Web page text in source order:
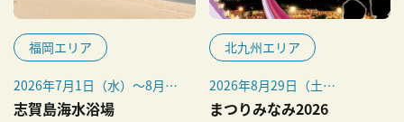
福岡エリア
2026年7月1日（水）～8月31
日（月）
志賀島海水浴場
北九州エリア
2026年8月29日（土）
※荒天中止
まつりみなみ2026